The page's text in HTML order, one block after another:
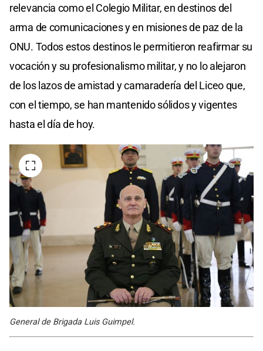
relevancia como el Colegio Militar, en destinos del
arma de comunicaciones y en misiones de paz de la
ONU. Todos estos destinos le permitieron reafirmar su
vocación y su profesionalismo militar, y no lo alejaron
de los lazos de amistad y camaradería del Liceo que,
con el tiempo, se han mantenido sólidos y vigentes
hasta el día de hoy.
General de Brigada Luis Guimpel.